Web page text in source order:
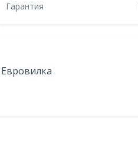
Гарантия
Евровилка